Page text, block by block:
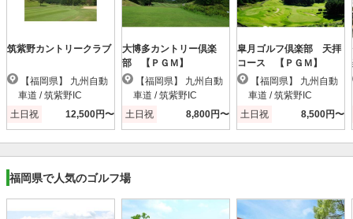
筑紫野カントリークラブ
車道 / 筑紫野IC
土日祝
12,500円〜
大博多カントリー倶楽
部 【ＰＧＭ】
車道 / 筑紫野IC
土日祝
8,800円〜
皐月ゴルフ倶楽部 天拝
コース 【ＰＧＭ】
車道 / 筑紫野IC
土日祝
8,500円〜
福岡県で人気のゴルフ場